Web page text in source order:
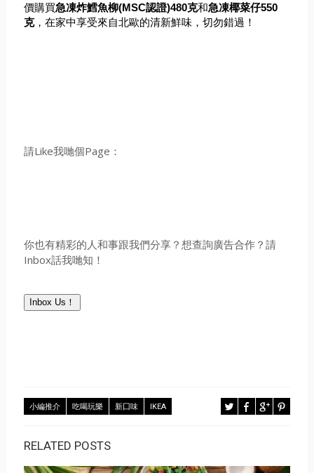
價購買急凍炸鱈魚柳(MSC認證)480克和急凍椰菜仔550
克， 在家中享受來自北歐的清新鮮味，切勿錯過！
請Like我哋個Page：
你也有精彩的人和事跟我們分享？想查詢廣告合作？請
Inbox話我哋知！
Inbox Us！
小編推介 吃喝玩樂 新囗味 IKEA
RELATED POSTS